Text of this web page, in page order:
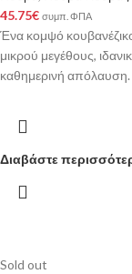
45.75€ συμπ. ΦΠΑ
Ένα κομψό
μικρού μεγέθους,
καθημερινή απόλαυση.
Διαβάστε
Sold out